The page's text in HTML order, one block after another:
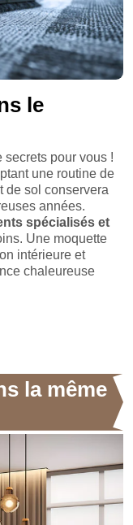
le
secrets pour vous !
une routine de
de sol conservera
années.
spécialisés et
Une moquette
intérieure et
chaleureuse
la même